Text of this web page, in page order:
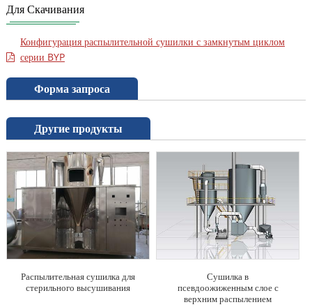
Для Скачивания
Конфигурация распылительной сушилки с замкнутым циклом
серии BYP
Форма запроса
Другие продукты
Распылительная сушилка для
стерильного высушивания
Сушилка в
псевдоожиженным слое с
верхним распылением